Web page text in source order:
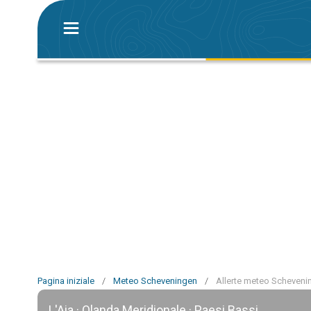
Pagina iniziale / Meteo Scheveningen / Allerte meteo